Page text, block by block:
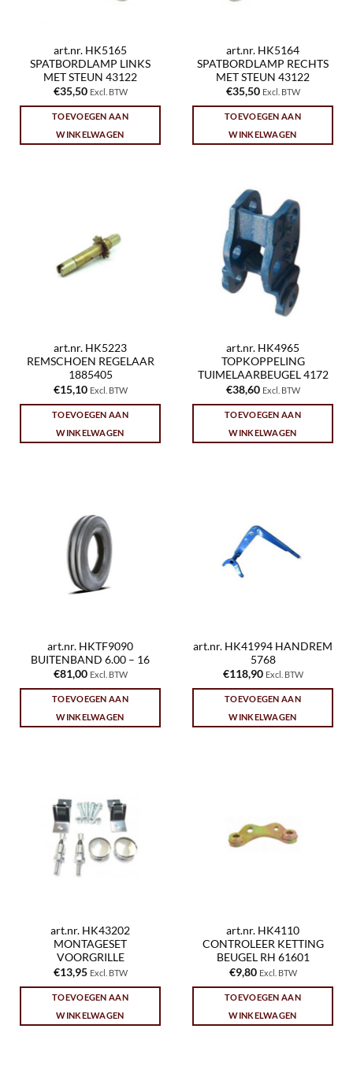
art.nr. HK5165
SPATBORDLAMP LINKS
MET STEUN 43122
€35,50 Excl. BTW
TOEVOEGEN AAN
WINKELWAGEN
art.nr. HK5164
SPATBORDLAMP RECHTS
MET STEUN 43122
€35,50 Excl. BTW
TOEVOEGEN AAN
WINKELWAGEN
art.nr. HK5223
REMSCHOEN REGELAAR
1885405
€15,10 Excl. BTW
TOEVOEGEN AAN
WINKELWAGEN
art.nr. HK4965
TOPKOPPELING
TUIMELAARBEUGEL 4172
€38,60 Excl. BTW
TOEVOEGEN AAN
WINKELWAGEN
art.nr. HKTF9090
BUITENBAND 6.00 – 16
€81,00 Excl. BTW
TOEVOEGEN AAN
WINKELWAGEN
art.nr. HK41994 HANDREM
5768
€118,90 Excl. BTW
TOEVOEGEN AAN
WINKELWAGEN
art.nr. HK43202
MONTAGESET
VOORGRILLE
€13,95 Excl. BTW
TOEVOEGEN AAN
WINKELWAGEN
art.nr. HK4110
CONTROLEER KETTING
BEUGEL RH 61601
€9,80 Excl. BTW
TOEVOEGEN AAN
WINKELWAGEN